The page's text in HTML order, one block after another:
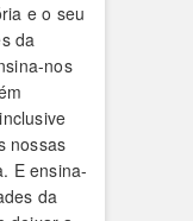
e o seu
da
nos
nossas
E ensina-
da